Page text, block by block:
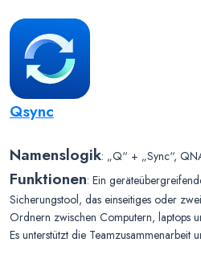
Qsync
Namenslogik: „Q“ + „Sync“,
Funktionen: Ein
Sicherungstool, das einseitiges oder
Ordnern zwischen Computern, laptops
Es unterstützt die Teamzusammenarbeit